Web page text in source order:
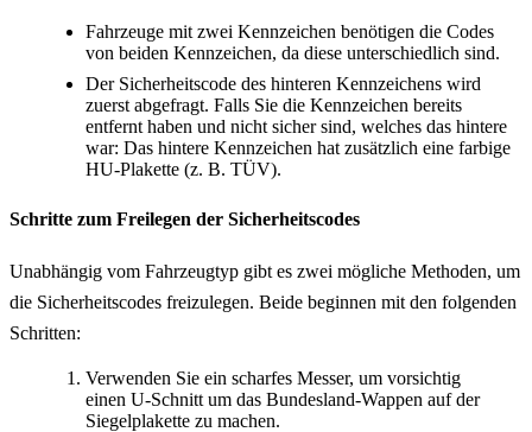
Fahrzeuge mit zwei Kennzeichen benötigen die Codes
von beiden Kennzeichen, da diese unterschiedlich sind.
Der Sicherheitscode des hinteren Kennzeichens wird
zuerst abgefragt. Falls Sie die Kennzeichen bereits
entfernt haben und nicht sicher sind, welches das hintere
war: Das hintere Kennzeichen hat zusätzlich eine farbige
HU-Plakette (z. B. TÜV).
Schritte zum Freilegen der Sicherheitscodes
Unabhängig vom Fahrzeugtyp gibt es zwei mögliche Methoden, um
die Sicherheitscodes freizulegen. Beide beginnen mit den folgenden
Schritten:
Verwenden Sie ein scharfes Messer, um vorsichtig
einen U-Schnitt um das Bundesland-Wappen auf der
Siegelplakette zu machen.